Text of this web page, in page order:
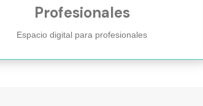
Profesionales
Espacio digital para profesionales